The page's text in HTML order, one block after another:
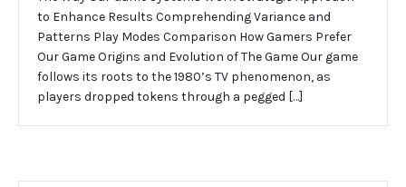
to Enhance Results Comprehending Variance and
Patterns Play Modes Comparison How Gamers Prefer
Our Game Origins and Evolution of The Game Our game
follows its roots to the 1980’s TV phenomenon, as
players dropped tokens through a pegged […]